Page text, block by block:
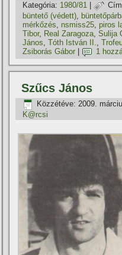
Kategória: 1980/81 |
büntető (védett) ,
mérkőzés
nsmiss25 ,piros
Tibor, Real Zaragoza ,Sulija
János ,Tóth István II. ,
Zsiborás Gábor
1
Szűcs János
Közzétéve: 2009.
K@rcsi